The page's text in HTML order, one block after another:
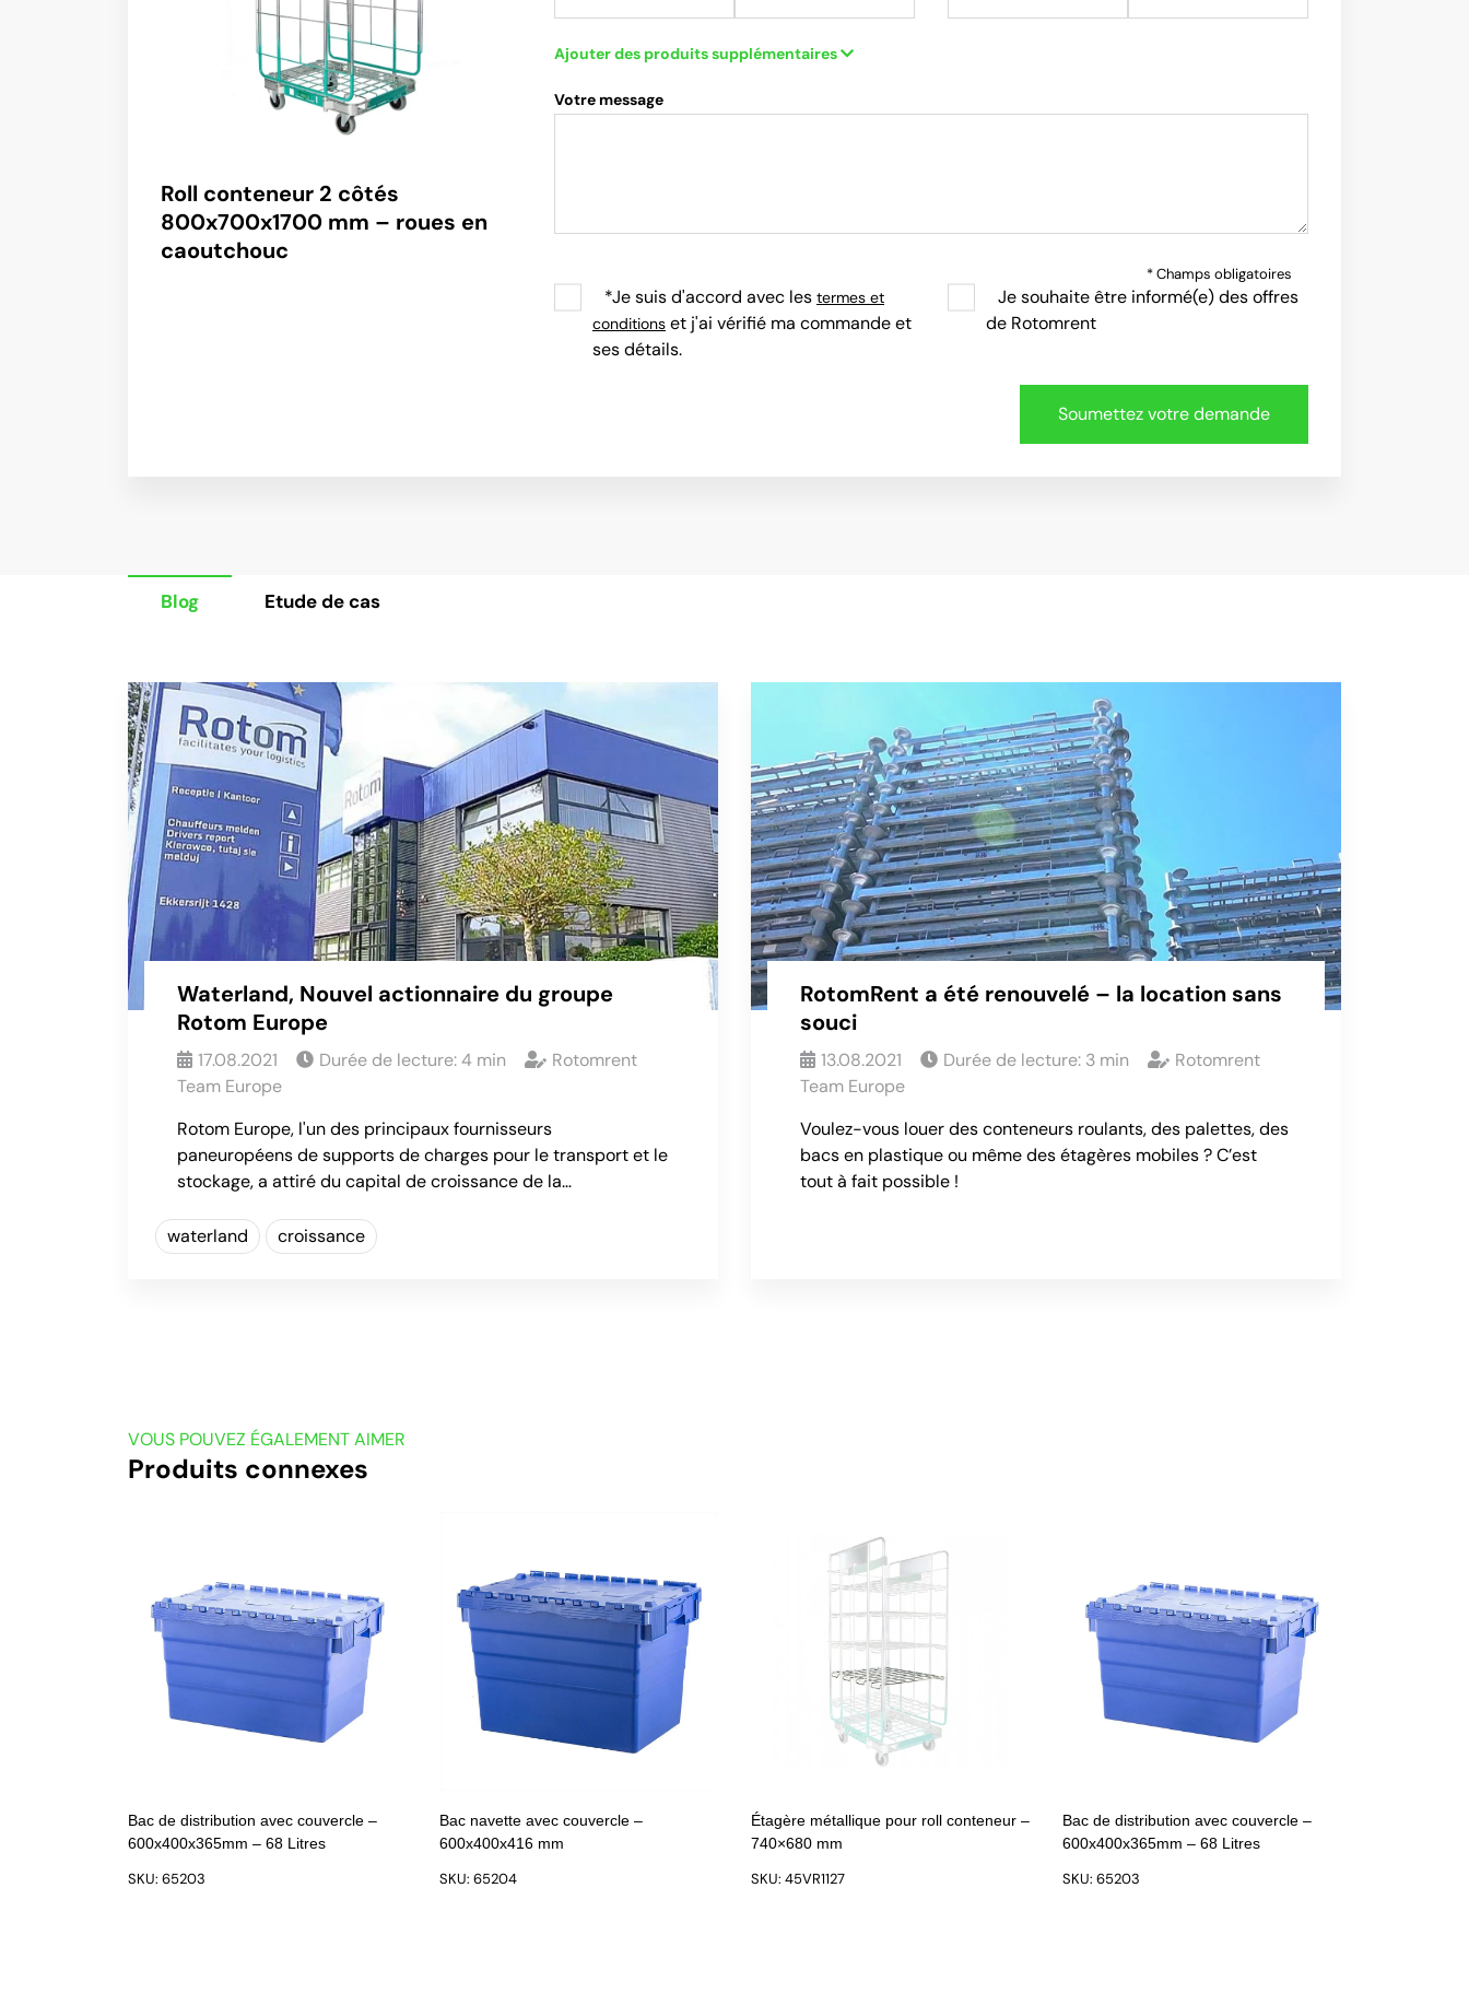
Roll conteneur 2 côtés
800x700x1700 mm – roues en
caoutchouc
Ajouter des produits supplémentaires
Votre message
* Champs obligatoires
*Je suis d'accord avec les termes et
conditions et j'ai vérifié ma commande et
ses détails.
Je souhaite être informé(e) des offres
de Rotomrent
Blog Etude de cas
Waterland, Nouvel actionnaire du groupe
Rotom Europe
17.08.2021 Durée de lecture:4 min
Rotomrent
Team Europe
Rotom Europe, l'un des principaux fournisseurs
paneuropéens de supports de charges pour le transport et le
stockage, a attiré du capital de croissance de la…
waterland croissance
RotomRent a été renouvelé – la location sans
souci
13.08.2021 Durée de lecture: 3 min
Rotomrent
Team Europe
Voulez-vous louer des conteneurs roulants, des palettes, des
bacs en plastique ou même des étagères mobiles ? C’est
tout à fait possible !
VOUS POUVEZ ÉGALEMENT AIMER
Produits connexes
Bac de distribution avec couvercle –
600x400x365mm – 68 Litres
SKU: 65203
Bac navette avec couvercle –
600x400x416 mm
SKU: 65204
Étagère métallique pour roll conteneur –
740×680 mm
SKU: 45VR1127
Bac de distribution avec couvercle –
600x400x365mm – 68 Litres
SKU: 65203